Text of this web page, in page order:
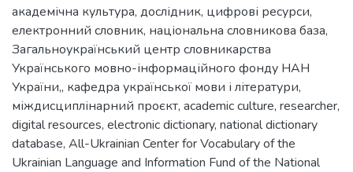
академічна культура, дослідник, цифрові ресурси,
електронний словник, національна словникова база,
Загальноукраїнський центр словникарства
Українського мовно-інформаційного фонду НАН
України,, кафедра української мови і літератури,
міждисциплінарний проєкт, academic culture, researcher,
digital resources, electronic dictionary, national dictionary
database, All-Ukrainian Center for Vocabulary of the
Ukrainian Language and Information Fund of the National